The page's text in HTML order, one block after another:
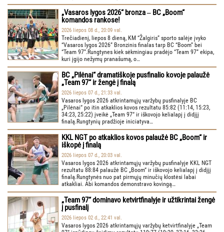
„Vasaros lygos 2026“ bronza ‒ BC „Boom“
komandos rankose!
2026 liepos 08 d., 20:09 val.
Trečiadienį, liepos 8 dieną, KM “Žalgiris” sporto salėje įvyko
“Vasaros lygos 2026” Bronzinis finalas tarp BC “Boom” bei
“Team 97”.Rungtynes kiek sėkmingiau pradėjo “Team 97” ekipa,
kuri įgijo nežymų pranašumą, o…
BC „Pilėnai“ dramatiškoje pusfinalio kovoje palaužė
„Team 97“ ir žengė į finalą
2026 liepos 07 d., 21:33 val.
Vasaros lygos 2026 atkrintamųjų varžybų pusfinalyje BC
„Pilėnai“ po itin atkaklios kovos rezultatu 85:82 (11:14, 15:23,
34:23, 25:22) įveikė „Team 97“ ir iškovojo kelialapį į didįjį
finalą.Rungtynių pradžioje iniciatyva…
KKL NGT po atkaklios kovos palaužė BC „Boom“ ir
iškopė į finalą
2026 liepos 07 d., 20:03 val.
Vasaros lygos 2026 atkrintamųjų varžybų pusfinalyje KKL NGT
rezultatu 88:84 palaužė BC „Boom“ ir iškovojo kelialapį į didįjį
finalą.Rungtynės nuo pat pirmųjų minučių klostėsi labai
atkakliai. Abi komandos demonstravo kovingą…
„Team 97“ dominavo ketvirtfinalyje ir užtikrintai žengė
į pusfinalį
2026 liepos 02 d., 22:41 val.
Vasaros lygos 2026 atkrintamųjų varžybų ketvirtfinalyje „Team